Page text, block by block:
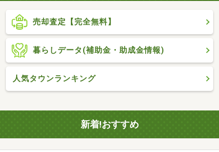
売却査定【完全無料】
暮らしデータ(補助金・助成金情報)
人気タウンランキング
新着!おすすめ